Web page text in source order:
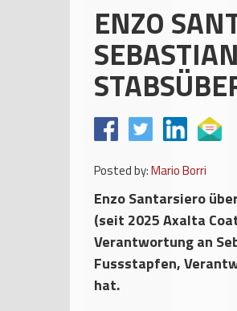
ENZO
Posted by:Mario Borri
Enzo Santarsiero
(seit 2025 Axalta
Verantwortung an
Fussstapfen,
hat.